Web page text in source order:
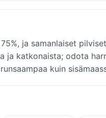
ja samanlaiset
ja katkonaista; odota
kuin